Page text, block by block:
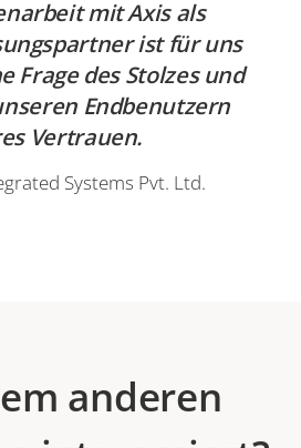
mit Axis als
ist für uns
Frage des Stolzes und
Endbenutzern
Vertrauen.
Systems Pvt. Ltd.
anderen